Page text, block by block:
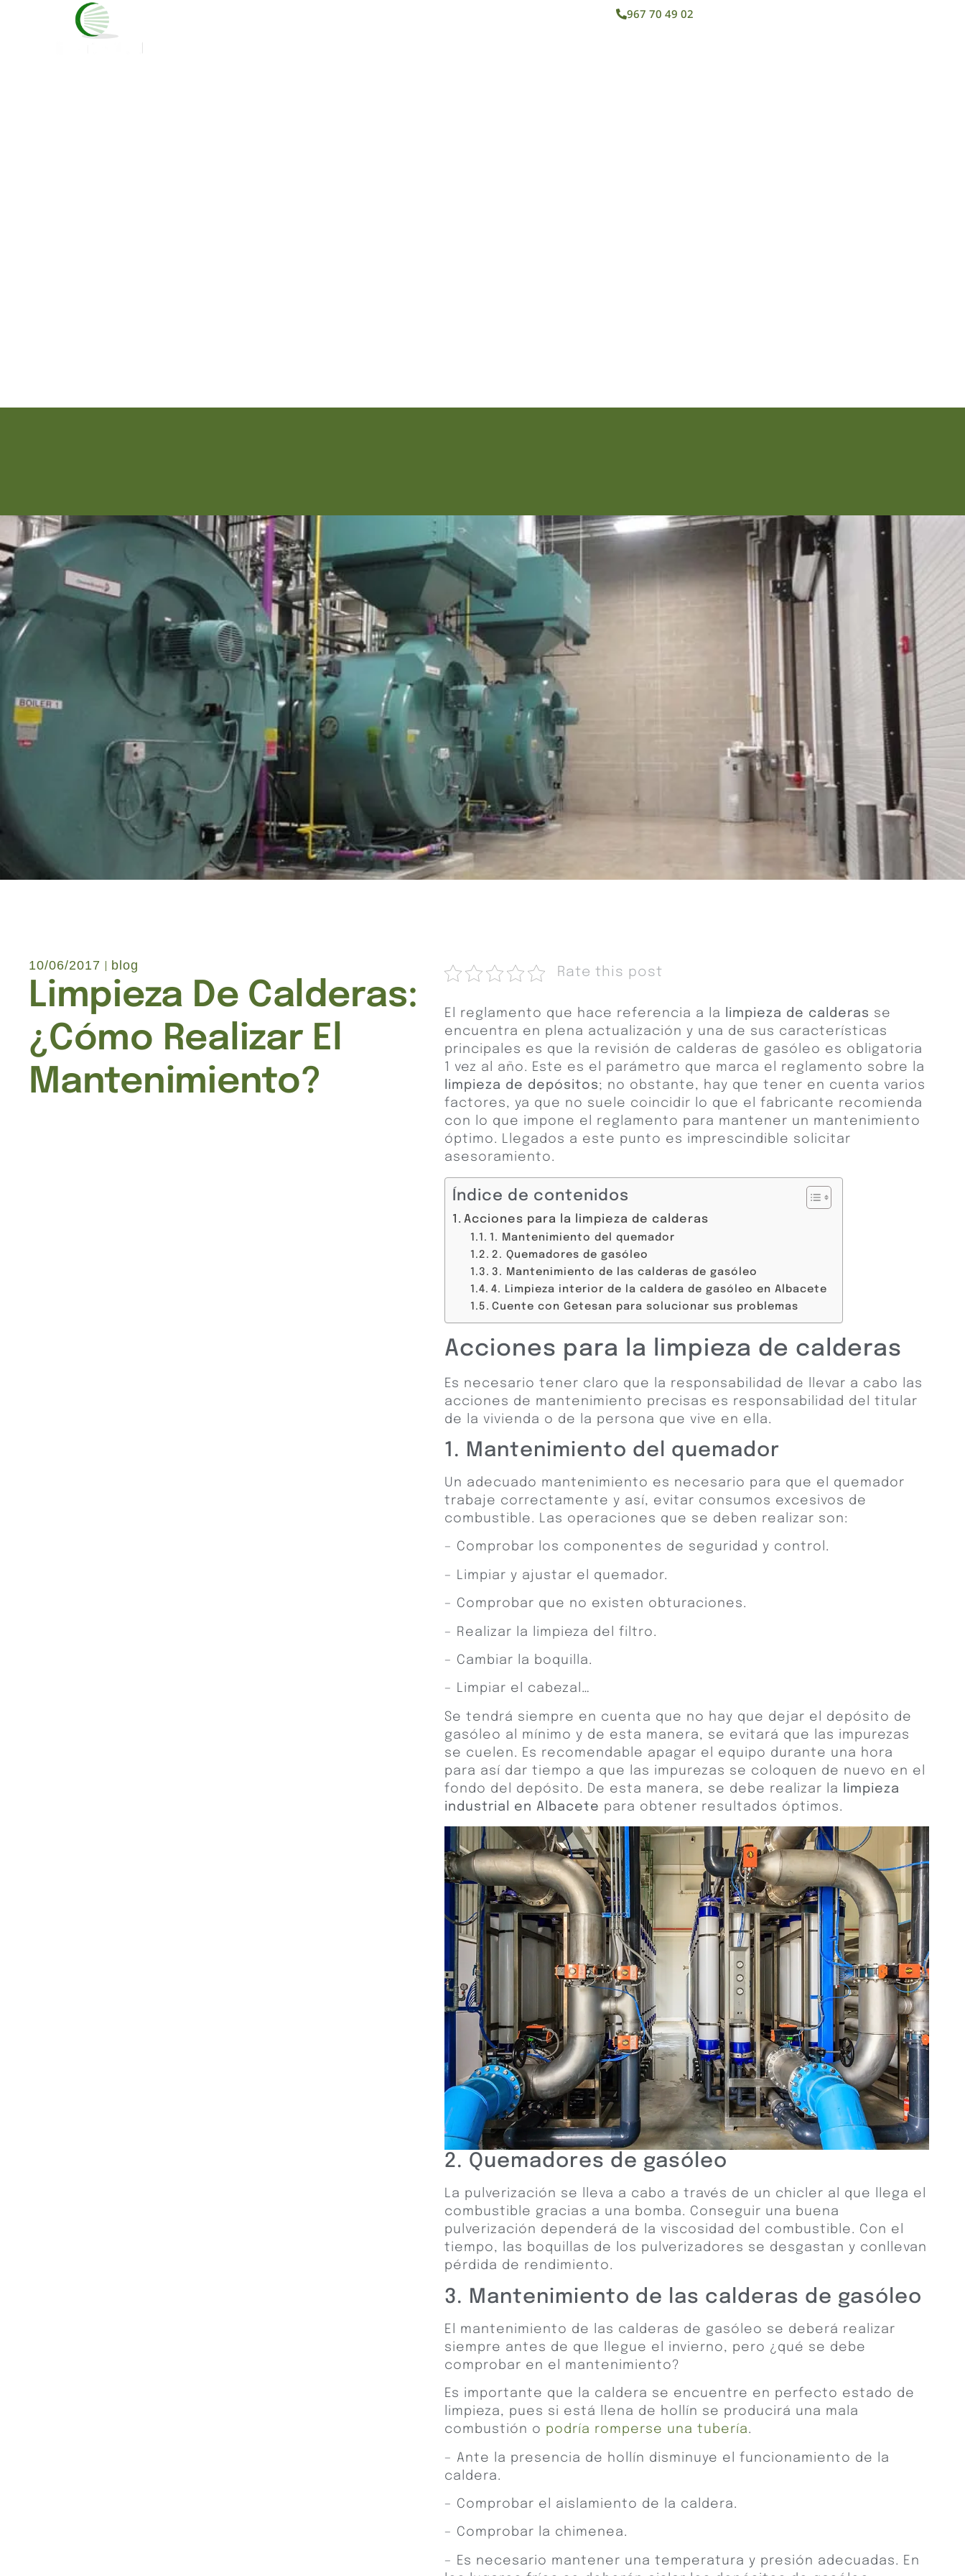
967 70 49 02
10/06/2017 blog
Limpieza De Calderas:
¿cómo Realizar El
Mantenimiento?
Rate this post
El reglamento que hace referencia a la limpieza de calderas se
encuentra en plena actualización y una de sus características
principales es que la revisión de calderas de gasóleo es obligatoria
1 vez al año. Este es el parámetro que marca el reglamento sobre la
limpieza de depósitos; no obstante, hay que tener en cuenta varios
factores, ya que no suele coincidir lo que el fabricante recomienda
con lo que impone el reglamento para mantener un mantenimiento
óptimo. Llegados a este punto es imprescindible solicitar
asesoramiento.
Índice de contenidos
Acciones para la limpieza de calderas
1. Mantenimiento del quemador
2. Quemadores de gasóleo
3. Mantenimiento de las calderas de gasóleo
4. Limpieza interior de la caldera de gasóleo en Albacete
Cuente con Getesan para solucionar sus problemas
Acciones para la limpieza de calderas
Es necesario tener claro que la responsabilidad de llevar a cabo las
acciones de mantenimiento precisas es responsabilidad del titular
de la vivienda o de la persona que vive en ella.
1. Mantenimiento del quemador
Un adecuado mantenimiento es necesario para que el quemador
trabaje correctamente y así, evitar consumos excesivos de
combustible. Las operaciones que se deben realizar son:
– Comprobar los componentes de seguridad y control.
– Limpiar y ajustar el quemador.
– Comprobar que no existen obturaciones.
– Realizar la limpieza del filtro.
– Cambiar la boquilla.
– Limpiar el cabezal…
Se tendrá siempre en cuenta que no hay que dejar el depósito de
gasóleo al mínimo y de esta manera, se evitará que las impurezas
se cuelen. Es recomendable apagar el equipo durante una hora
para así dar tiempo a que las impurezas se coloquen de nuevo en el
fondo del depósito. De esta manera, se debe realizar la
limpieza
industrial en Albacete para obtener resultados óptimos. ​
2. Quemadores de gasóleo
La pulverización se lleva a cabo a través de un chicler al que llega el
combustible gracias a una bomba. Conseguir una buena
pulverización dependerá de la viscosidad del combustible. Con el
tiempo, las boquillas de los pulverizadores se desgastan y conllevan
pérdida de rendimiento.
3. Mantenimiento de las calderas de gasóleo
El mantenimiento de las calderas de gasóleo se deberá realizar
siempre antes de que llegue el invierno, pero ¿qué se debe
comprobar en el mantenimiento?
Es importante que la caldera se encuentre en perfecto estado de
limpieza, pues si está llena de hollín se producirá una mala
combustión o podría romperse una tubería.
– Ante la presencia de hollín disminuye el funcionamiento de la
caldera.
– Comprobar el aislamiento de la caldera.
– Comprobar la chimenea.
– Es necesario mantener una temperatura y presión adecuadas. En